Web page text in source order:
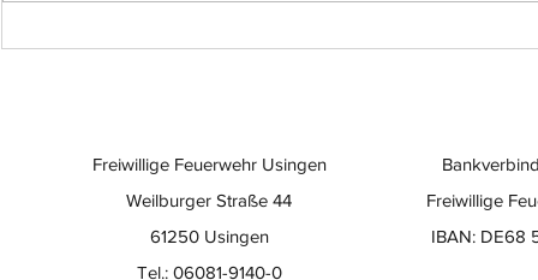
Freiwillige
IBAN: DE68
Freiwillige Feuerwehr Usingen
Weilburger Straße 44
61250 Usingen
Tel.: 06081-9140-0